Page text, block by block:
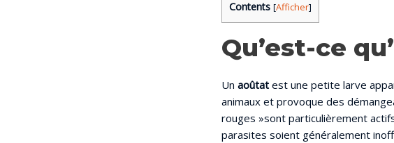
Contents [Afficher]
Qu’est-ce
Un aoûtat est une petite larve
animaux et provoque des
rouges »sont particulièrement
parasites soient généralement